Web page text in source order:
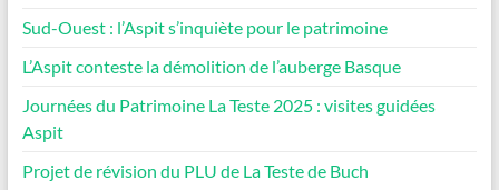
Sud-Ouest : l’Aspit s’inquiète pour le patrimoine
L’Aspit conteste la démolition de l’auberge Basque
Journées du Patrimoine La Teste 2025 : visites guidées
Aspit
Projet de révision du PLU de La Teste de Buch